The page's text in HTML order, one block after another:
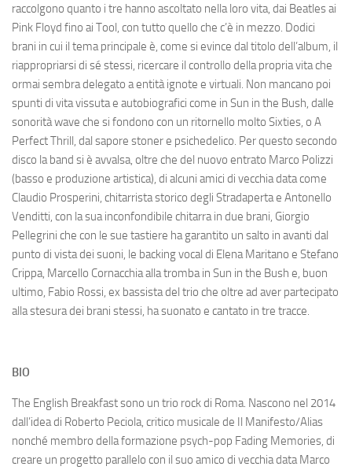
raccolgono quanto i tre hanno ascoltato nella loro vita, dai Beatles ai
Pink Floyd fino ai Tool, con tutto quello che c’è in mezzo. Dodici
brani in cui il tema principale è, come si evince dal titolo dell’album, il
riappropriarsi di sé stessi, ricercare il controllo della propria vita che
ormai sembra delegato a entità ignote e virtuali. Non mancano poi
spunti di vita vissuta e autobiografici come in Sun in the Bush, dalle
sonorità wave che si fondono con un ritornello molto Sixties, o A
Perfect Thrill, dal sapore stoner e psichedelico. Per questo secondo
disco la band si è avvalsa, oltre che del nuovo entrato Marco Polizzi
(basso e produzione artistica), di alcuni amici di vecchia data come
Claudio Prosperini, chitarrista storico degli Stradaperta e Antonello
Venditti, con la sua inconfondibile chitarra in due brani, Giorgio
Pellegrini che con le sue tastiere ha garantito un salto in avanti dal
punto di vista dei suoni, le backing vocal di Elena Maritano e Stefano
Crippa, Marcello Cornacchia alla tromba in Sun in the Bush e, buon
ultimo, Fabio Rossi, ex bassista del trio che oltre ad aver partecipato
alla stesura dei brani stessi, ha suonato e cantato in tre tracce.
BIO
The English Breakfast sono un trio rock di Roma. Nascono nel 2014
dall’idea di Roberto Peciola, critico musicale de Il Manifesto/Alias
nonché membro della formazione psych-pop Fading Memories, di
creare un progetto parallelo con il suo amico di vecchia data Marco